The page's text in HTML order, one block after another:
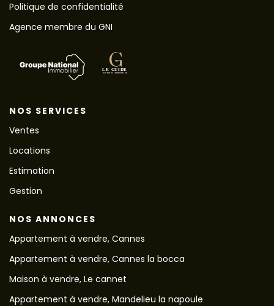
Politique de confidentialité
Agence membre du GNI
NOS SERVICES
Ventes
Locations
Estimation
Gestion
NOS ANNONCES
Appartement à vendre, Cannes
Appartement à vendre, Cannes la bocca
Maison à vendre, Le cannet
Appartement à vendre, Mandelieu la napoule